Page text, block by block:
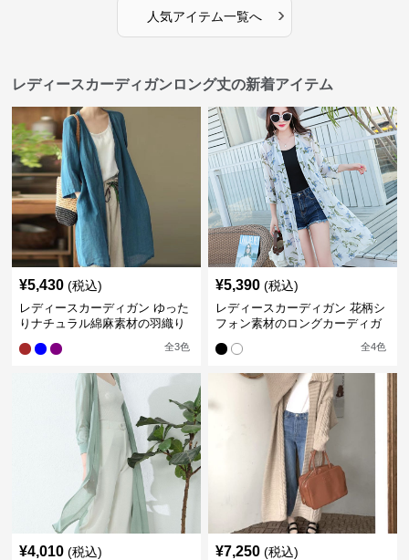
人気アイテム一覧へ ›
レディースカーディガンロング丈の新着アイテム
¥5,430 (税込)
レディースカーディガン ゆった
りナチュラル綿麻素材の羽織り
全3色
¥5,390 (税込)
レディースカーディガン 花柄シ
フォン素材のロングカーディガ
全4色
¥4,010 (税込) ¥7,250 (税込)